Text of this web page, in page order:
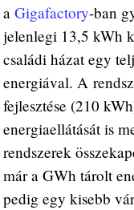
aGigafactory-ban
jelenlegi 13,5 kWh
családi házat egy
energiával. A
fejlesztése (210
energiaellátását is
rendszerek
már a GWh tárolt
pedig egy kisebb